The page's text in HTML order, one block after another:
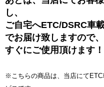
し、
ご自宅へETC/DSRC車
でお届け致しますので、
すぐにご使用頂けます！
※こちらの商品は、当店にて